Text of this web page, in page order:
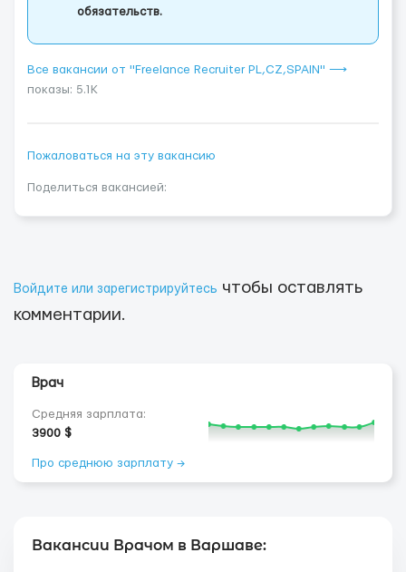
обязательств.
Все вакансии от "Freelance Recruiter PL,CZ,SPAIN" ⟶
показы: 5.1K
Пожаловаться на эту вакансию
Поделиться вакансией:
Войдите или зарегистрируйтесь чтобы оставлять
комментарии.
Врач
Средняя зарплата:
3900 $
Про среднюю зарплату →
Вакансии Врачом в Варшаве: